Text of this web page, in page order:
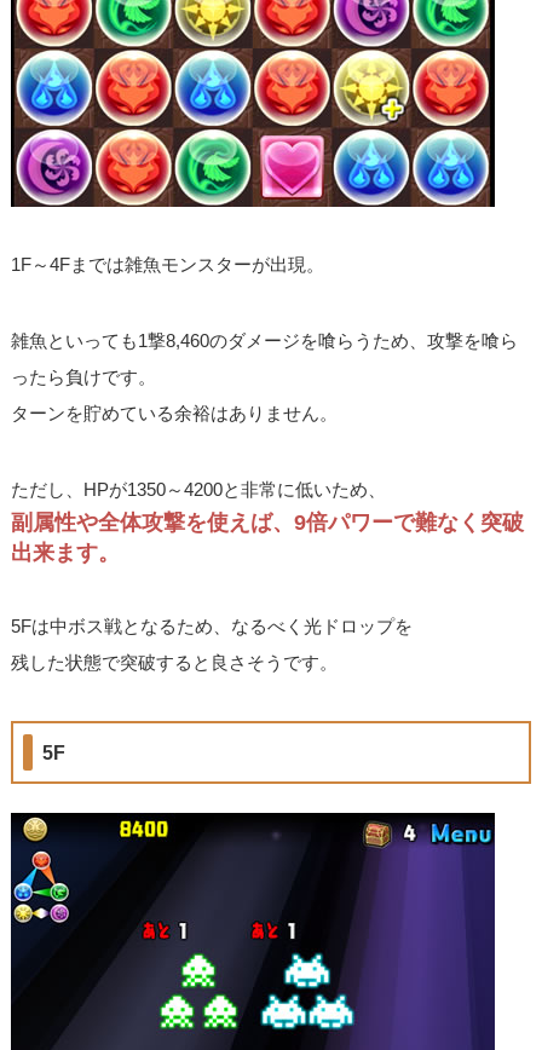
1F～4Fまでは雑魚モンスターが出現。
雑魚といっても1撃8,460のダメージを喰らうため、攻撃を喰ら
ったら負けです。
ターンを貯めている余裕はありません。
ただし、HPが1350～4200と非常に低いため、
副属性や全体攻撃を使えば、9倍パワーで難なく突破
出来ます。
5Fは中ボス戦となるため、なるべく光ドロップを
残した状態で突破すると良さそうです。
5F